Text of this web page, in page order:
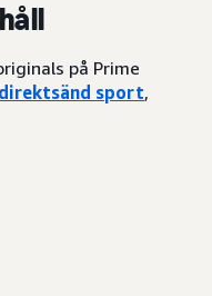
på Prime
direktsänd sport,